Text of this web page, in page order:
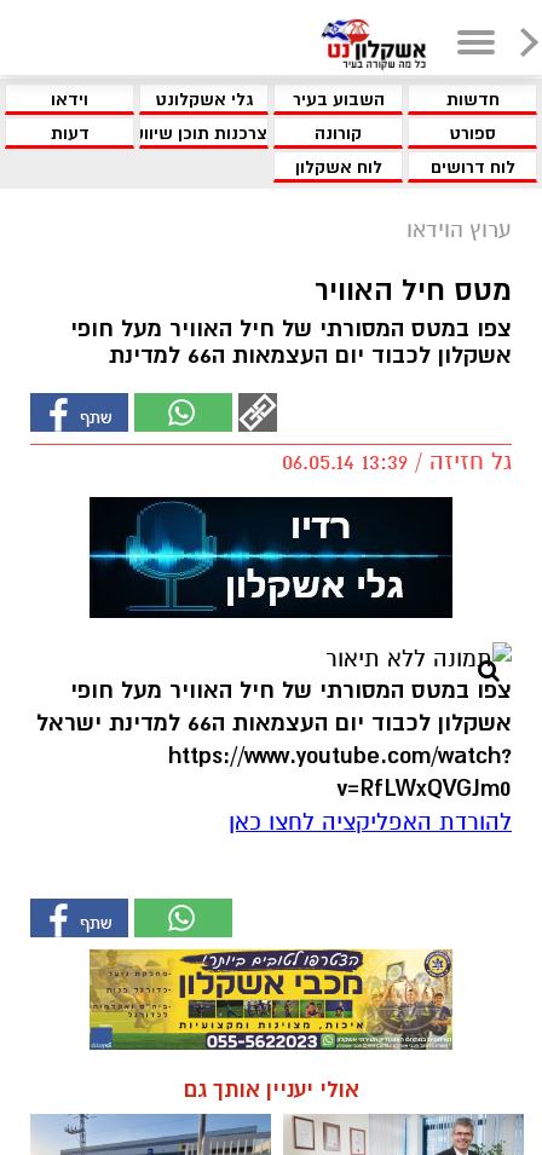
חדשות השבוע בעיר גלי אשקלונט
וידאו
ספורט
קורונה צרכנות תוכן שיווקי
דעות
לוח דרושים
לוח אשקלון
ערוץ הוידאו
מטס חיל האוויר
צפו במטס המסורתי של חיל האוויר מעל חופי
אשקלון לכבוד יום העצמאות ה66 למדינת
גל חזיזה / 13:39 06.05.14
צפו במטס המסורתי של חיל האוויר מעל חופי
אשקלון לכבוד יום העצמאות ה66 למדינת ישראל
https://www.youtube.com/watch?
v=RfLWxQVGJm0
להורדת האפליקציה לחצו כאן
אולי יעניין אותך גם